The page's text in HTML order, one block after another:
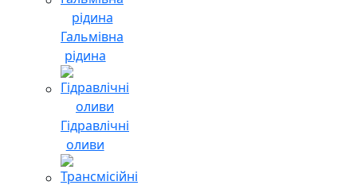
Гальмівна
рідина
Гідравлічні
оливи